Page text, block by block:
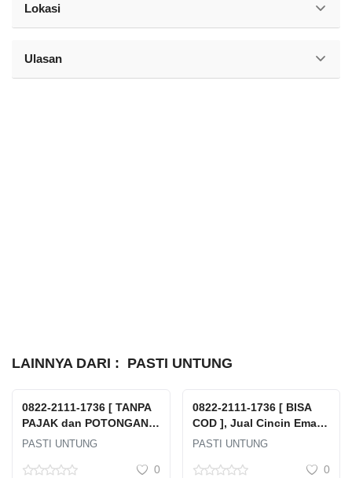
Lokasi
Ulasan
LAINNYA DARI : PASTI UNTUNG
0822-2111-1736 [ TANPA
PAJAK dan POTONGAN ],
Tempat Jual Beli Emas
Tengah Kabupaten
PASTI UNTUNG
0
0822-2111-1736 [ BISA
COD ], Jual Cincin Emas
Rusak Tanpa Surat Pasar
Jakarta Selatan Dki
PASTI UNTUNG
0